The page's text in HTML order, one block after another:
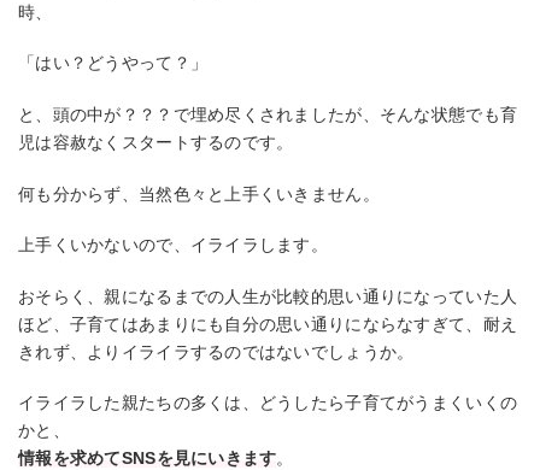
時、
「はい？どうやって？」
と、頭の中が？？？で埋め尽くされましたが、そんな状態でも育
児は容赦なくスタートするのです。
何も分からず、当然色々と上手くいきません。
上手くいかないので、イライラします。
おそらく、親になるまでの人生が比較的思い通りになっていた人
ほど、子育てはあまりにも自分の思い通りにならなすぎて、耐え
きれず、よりイライラするのではないでしょうか。
イライラした親たちの多くは、どうしたら子育てがうまくいくの
かと、
情報を求めてSNSを見にいきます。